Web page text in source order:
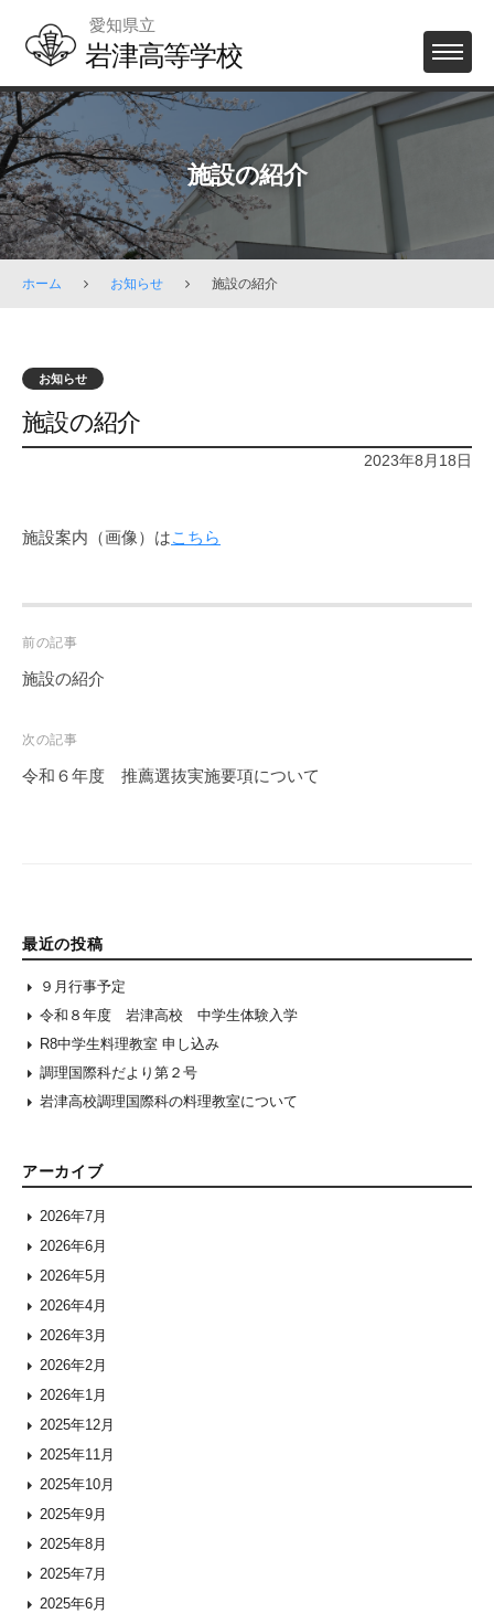
content
愛知県立
岩津高等学校 MENU
施設の紹介
ホーム お知らせ 施設の紹介
お知らせ
施設の紹介
2023年8月18日
施設案内（画像）はこちら
Post
navigation
前の記事
施設の紹介
次の記事
令和６年度 推薦選抜実施要項について
最近の投稿
９月行事予定
令和８年度 岩津高校 中学生体験入学
R8中学生料理教室 申し込み
調理国際科だより第２号
岩津高校調理国際科の料理教室について
アーカイブ
2026年7月
2026年6月
2026年5月
2026年4月
2026年3月
2026年2月
2026年1月
2025年12月
2025年11月
2025年10月
2025年9月
2025年8月
2025年7月
2025年6月